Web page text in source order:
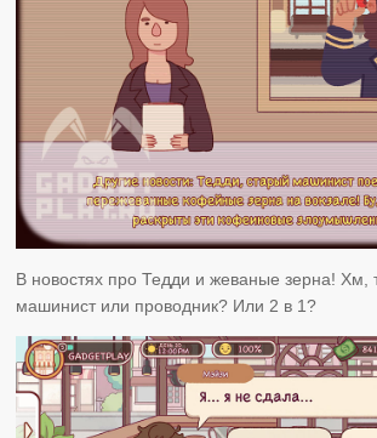
В новостях про Тедди и жеваные зерна! Хм,
машинист или проводник? Или 2 в 1?